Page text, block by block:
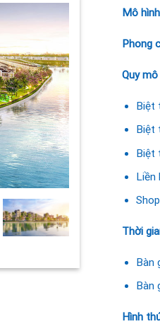
Mô
Phong
Quy
Biệt
Biệt
Biệt
Liền
Thời
Bàn
Bàn
Hình